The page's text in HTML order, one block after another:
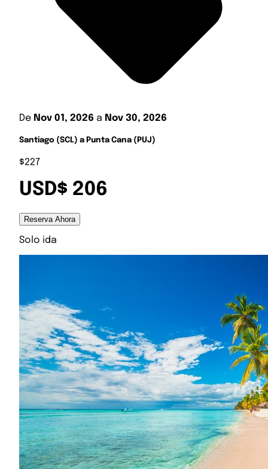
De Nov 01, 2026 a Nov 30, 2026
Santiago (SCL) a Punta Cana (PUJ)
$227
USD$ 206
Reserva Ahora
Solo ida